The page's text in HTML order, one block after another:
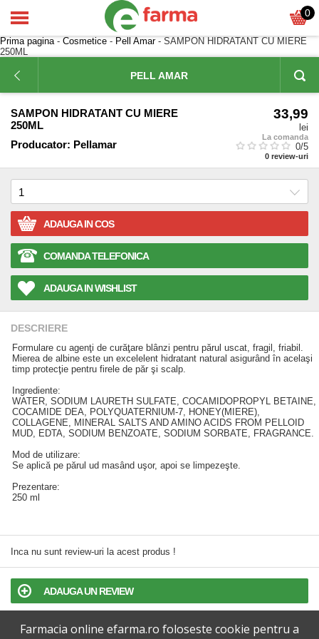
0
Prima pagina- Cosmetice - Pell Amar- SAMPON HIDRATANT CU MIERE
250ML
PELL AMAR
SAMPON HIDRATANT CU MIERE
250ML
Producator: Pellamar
33,99
lei
La comanda
0/5
0 review-uri
ADAUGA IN COS
COMANDA TELEFONICA
ADAUGA IN WISHLIST
DESCRIERE
Formulare cu agenţi de curăţare blânzi pentru părul uscat, fragil, friabil.
Mierea de albine este un excelelent hidratant natural asigurând în acelaşi
timp protecţie pentru firele de păr şi scalp.
Ingrediente:
WATER, SODIUM LAURETH SULFATE, COCAMIDOPROPYL BETAINE,
COCAMIDE DEA, POLYQUATERNIUM-7, HONEY(MIERE),
COLLAGENE, MINERAL SALTS AND AMINO ACIDS FROM PELLOID
MUD, EDTA, SODIUM BENZOATE, SODIUM SORBATE, FRAGRANCE.
Mod de utilizare:
Se aplică pe părul ud masând uşor, apoi se limpezeşte.
Prezentare:
250 ml
Inca nu sunt review-uri la acest produs !
ADAUGA UN REVIEW
TERMENI SI CONDITII
Farmacia online efarma.ro foloseste cookie pentru a